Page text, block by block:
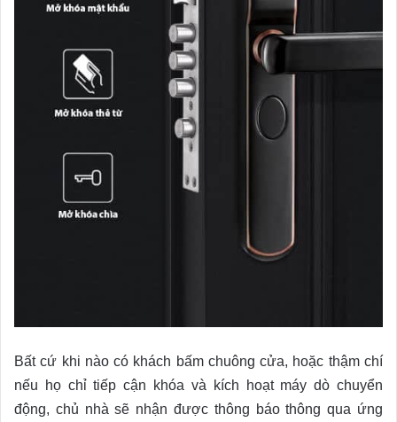
Bất cứ khi nào có khách bấm chuông cửa, hoặc thậm chí
nếu họ chỉ tiếp cận khóa và kích hoạt máy dò chuyển
động, chủ nhà sẽ nhận được thông báo thông qua ứng